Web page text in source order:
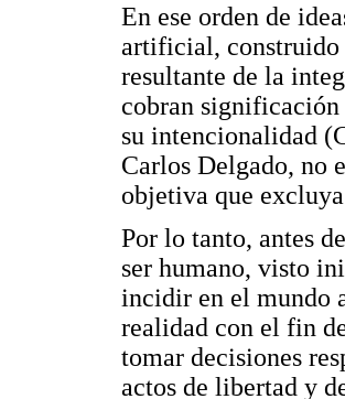
En ese orden de
artificial, construido
resultante de la
cobran significación
su intencionalidad
Carlos Delgado, no
objetiva que
Por lo tanto, antes
ser humano, visto
incidir en el mundo
realidad con el fin
tomar decisiones
actos de libertad y